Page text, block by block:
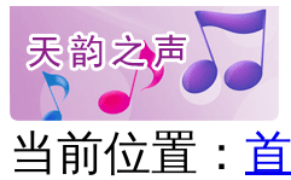
当前位置：